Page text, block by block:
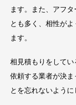
ます。また、アフ
とも多く、相性が
ます。
相見積もりをしてい
依頼する業者が決
とを忘れないように